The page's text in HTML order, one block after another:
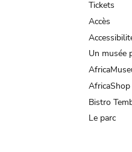
Tickets
Accès
Un musée
AfricaShop
Bistro
Le parc